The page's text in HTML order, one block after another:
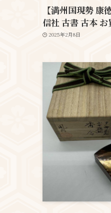
【満州国現勢 康
信社 古書 古本 お
2025年2月8日